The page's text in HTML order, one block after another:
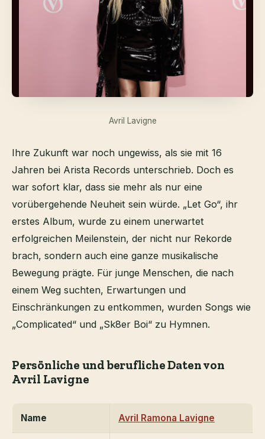
Avril Lavigne
Ihre Zukunft war noch ungewiss, als sie mit 16
Jahren bei Arista Records unterschrieb. Doch es
war sofort klar, dass sie mehr als nur eine
vorübergehende Neuheit sein würde. „Let Go“, ihr
erstes Album, wurde zu einem unerwartet
erfolgreichen Meilenstein, der nicht nur Rekorde
brach, sondern auch eine ganze musikalische
Bewegung prägte. Für junge Menschen, die nach
einem Weg suchten, Erwartungen und
Einschränkungen zu entkommen, wurden Songs wie
„Complicated“ und „Sk8er Boi“ zu Hymnen.
Persönliche und berufliche Daten von
Avril Lavigne
Name Avril Ramona Lavigne